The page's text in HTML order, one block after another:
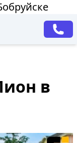
в